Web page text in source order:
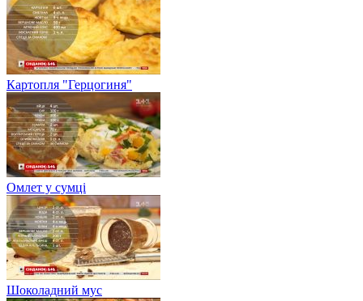
Картопля "Герцогиня"
Омлет у сумці
Шоколадний мус